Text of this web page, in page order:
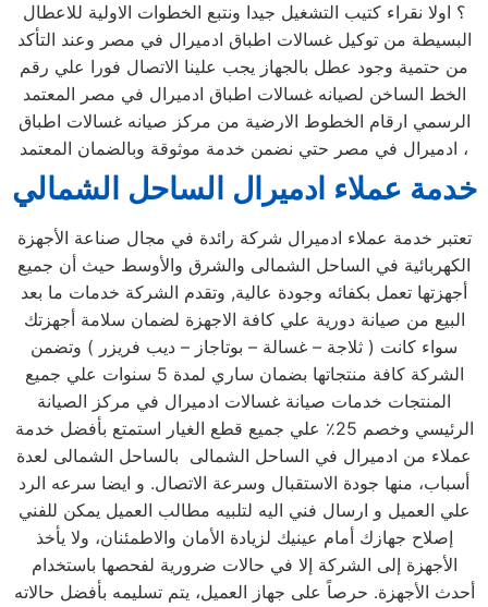
؟ اولا نقراء كتيب التشغيل جيدا ونتبع الخطوات الاولية للاعطال
البسيطة من توكيل غسالات اطباق ادميرال في مصر وعند التأكد
من حتمية وجود عطل بالجهاز يجب علينا الاتصال فورا علي رقم
الخط الساخن لصيانه غسالات اطباق ادميرال في مصر المعتمد
الرسمي ارقام الخطوط الارضية من مركز صيانه غسالات اطباق
ادميرال في مصر حتي نضمن خدمة موثوقة وبالضمان المعتمد ،
خدمة عملاء ادميرال الساحل الشمالي
تعتبر خدمة عملاء ادميرال شركة رائدة في مجال صناعة الأجهزة
الكهربائية في الساحل الشمالى والشرق والأوسط حيث أن جميع
أجهزتها تعمل بكفائه وجودة عالية, وتقدم الشركة خدمات ما بعد
البيع من صيانة دورية علي كافة الاجهزة لضمان سلامة أجهزتك
سواء كانت ( ثلاجة – غسالة – بوتاجاز – ديب فريزر ) وتضمن
الشركة كافة منتجاتها بضمان ساري لمدة 5 سنوات علي جميع
المنتجات خدمات صيانة غسالات ادميرال في مركز الصيانة
الرئيسي وخصم 25٪ علي جميع قطع الغيار استمتع بأفضل خدمة
عملاء من ادميرال في الساحل الشمالى بالساحل الشمالى لعدة
أسباب، منها جودة الاستقبال وسرعة الاتصال. و ايضا سرعه الرد
علي العميل و ارسال فني اليه لتلبيه مطالب العميل يمكن للفني
إصلاح جهازك أمام عينيك لزيادة الأمان والاطمئنان، ولا يأخذ
الأجهزة إلى الشركة إلا في حالات ضرورية لفحصها باستخدام
أحدث الأجهزة. حرصاً على جهاز العميل، يتم تسليمه بأفضل حالاته